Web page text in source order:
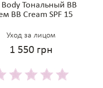
Body Тональный BB
BB Cream SPF 15
Уход за лицом
1 550 грн